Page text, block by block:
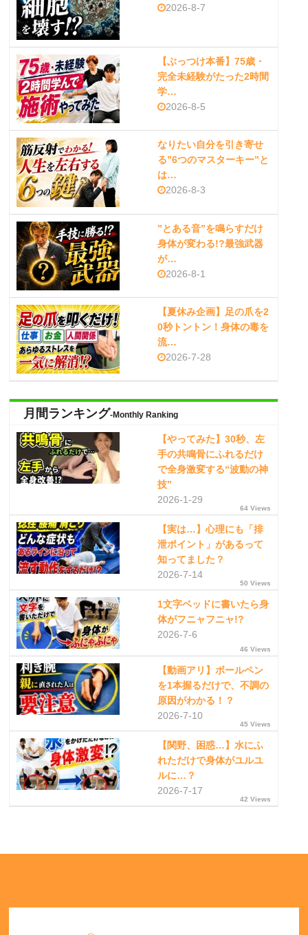
2026-8-7
【ぶっつけ本番】75歳・
完全未経験がたった2時間
学…
2026-8-5
なりたい自分を引き寄せ
る”6つのマスターキー”と
は…
2026-8-3
”とある音”を鳴らすだけ
身体が変わる!?最強武器
が…
2026-8-1
【夏休み企画】足の爪を2
0秒トントン！身体の毒を
流…
2026-7-28
月間ランキング-Monthly Ranking
【やってみた】30秒、左
手の共鳴骨にふれるだけ
で全身激変する“波動の神
技”
2026-1-29
64 Views
【実は…】心理にも「排
泄ポイント」があるって
知ってました？
2026-7-14
50 Views
1文字ベッドに書いたら身
体がフニャフニャ!?
2026-7-6
46 Views
【動画アリ】ボールペン
を1本握るだけで、不調の
原因がわかる！？
2026-7-10
45 Views
【関野、困惑…】水にふ
れただけで身体がユルユ
ルに…？
2026-7-17
42 Views